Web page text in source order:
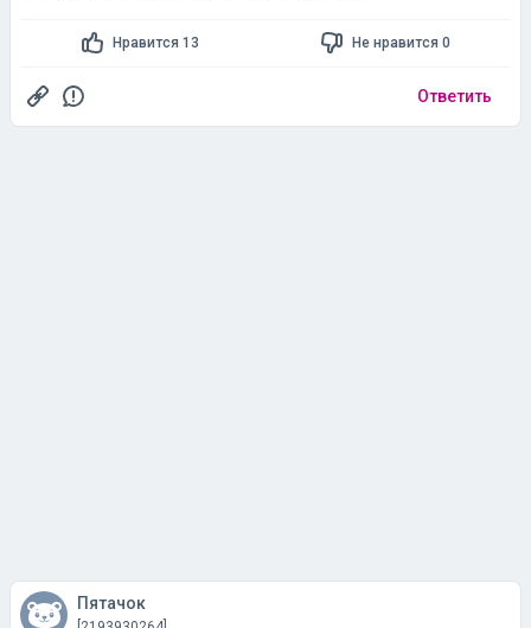
Нравится 13 Не нравится 0
Ответить
Пятачок